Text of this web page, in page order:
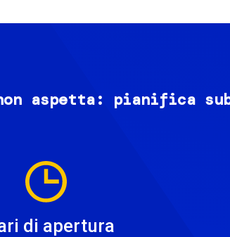
aspetta: pianifica
di apertura